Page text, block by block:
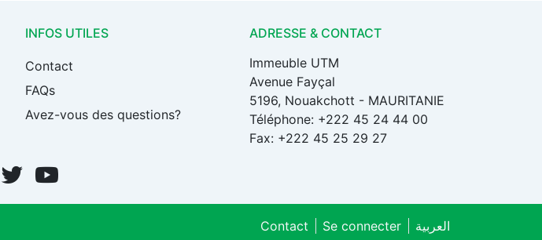
INFOS UTILES
Contact
FAQs
Avez-vous des questions?
ADRESSE & CONTACT
Immeuble UTM
Avenue Fayçal
5196, Nouakchott - MAURITANIE
Téléphone: +222 45 24 44 00
Fax: +222 45 25 29 27
Contact Se connecter العربية